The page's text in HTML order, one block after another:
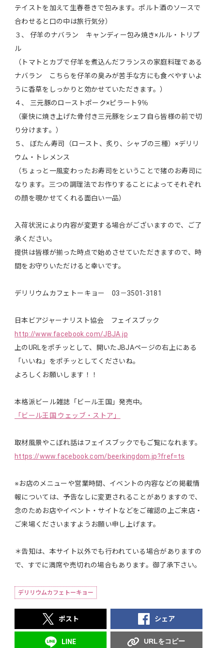
テイストを加えて生春巻きで包みます。ポルト酒のソースで
合わせると口の中は旅行気分）
３、 仔羊のナバラン キャンディー包み焼き×ルル・トリプ
ル
（トマトとカブで仔羊を煮込んだフランスの家庭料理である
ナバラン こちらを仔羊の臭みが苦手な方にも食べやすいよ
うに香草をしっかりと効かせていただきます。）
４、 三元豚のローストポーク×ピラート9％
（豪快に焼き上げた骨付き三元豚をシェフ自ら皆様の前で切
り分けます。）
５、 ぼたん寿司（ロースト、炙り、シャブの三種）×デリリ
ウム・トレメンス
（ちょっと一風変わったお寿司をということで猪のお寿司に
なります。三つの調理法でお作りすることによってそれぞれ
の顔を覗かせてくれる面白い一品）
入荷状況により内容が変更する場合がございますので、ご了
承ください。
提供は皆様が揃った時点で始めさせていただきますので、時
間をお守りいただけると幸いです。
デリリウムカフェトーキョー 03－3501-3181
日本ビアジャーナリスト協会 フェイスブック
http://www.facebook.com/JBJA.jp
上のURLをポチッとして、開いたJBJAページの右上にある
「いいね」をポチッとしてくださいね。
よろしくお願いします！！
本格派ビール雑誌「ビール王国」発売中。
「ビール王国 ウェッブ・ストア」
取材風景やこぼれ話はフェイスブックでもご覧になれます。
https://www.facebook.com/beerkingdom.jp?fref=ts
※お店のメニューや営業時間、イベントの内容などの掲載情
報については、予告なしに変更されることがありますので、
念のためお店やイベント・サイトなどをご確認の上ご来店・
ご来場くださいますようお願い申し上げます。
＊告知は、本サイト以外でも行われている場合がありますの
で、すでに満席や売切れの場合もあります。御了承下さい。
デリリウムカフェトーキョー
ポスト シェア
LINE URLをコピー